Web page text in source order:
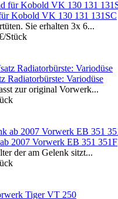
für Kobold VK 130 131 131SC
Sie erhalten 3x 6...
Stück
Radiatorbürste: Variodüse
zur original Vorwerk...
2007 Vorwerk EB 351 351F
der am Gelenk sitzt...